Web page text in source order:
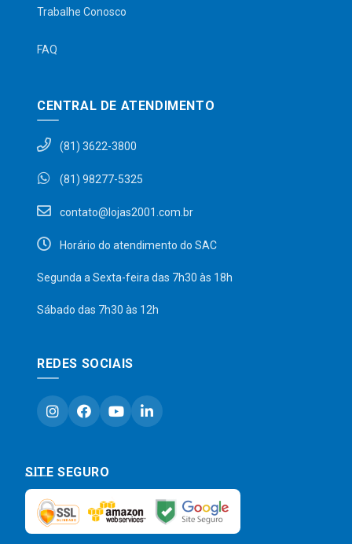
Trabalhe Conosco
FAQ
CENTRAL DE ATENDIMENTO
(81) 3622-3800
(81) 98277-5325
contato@lojas2001.com.br
Horário do atendimento do SAC
Segunda a Sexta-feira das 7h30 às 18h
Sábado das 7h30 às 12h
REDES SOCIAIS
SITE SEGURO